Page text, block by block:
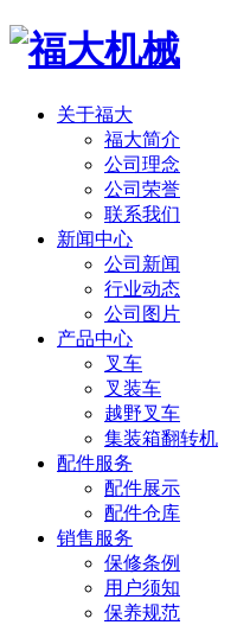
关于福大
福大简介
公司理念
公司荣誉
联系我们
新闻中心
公司新闻
行业动态
公司图片
产品中心
叉车
叉装车
越野叉车
集装箱翻转机
配件服务
配件展示
配件仓库
销售服务
保修条例
用户须知
保养规范